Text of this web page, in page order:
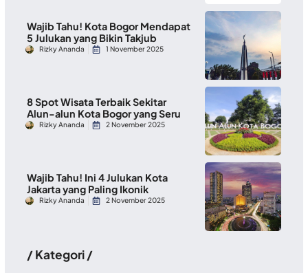
Wajib Tahu! Kota Bogor Mendapat
5 Julukan yang Bikin Takjub
Rizky Ananda 1 November 2025
8 Spot Wisata Terbaik Sekitar
Alun-alun Kota Bogor yang Seru
Rizky Ananda 2 November 2025
Wajib Tahu! Ini 4 Julukan Kota
Jakarta yang Paling Ikonik
Rizky Ananda 2 November 2025
/ Kategori /